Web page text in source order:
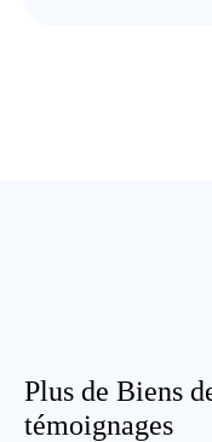
Plus de Biens
témoignages